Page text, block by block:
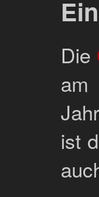
Die
am
ist